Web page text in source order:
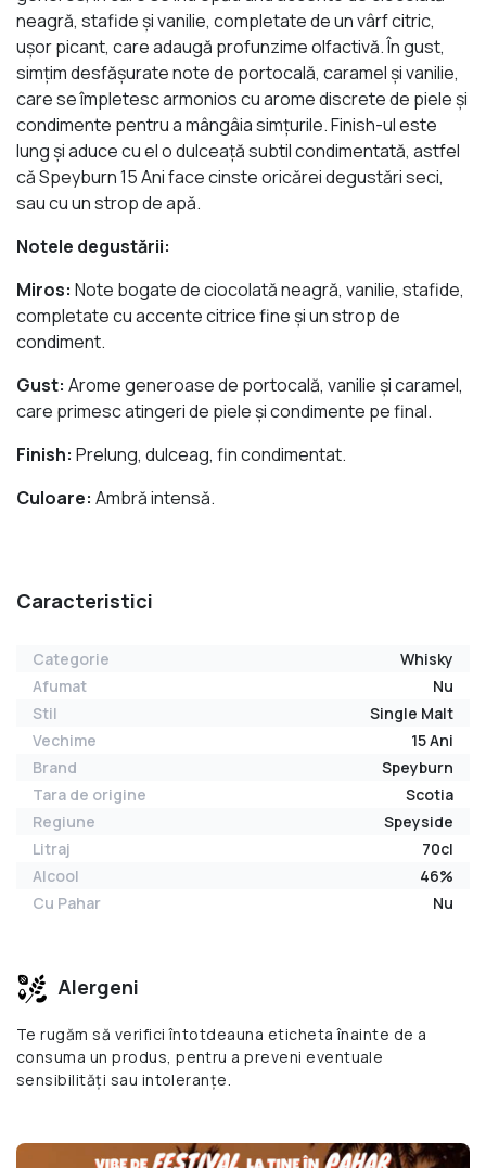
neagră, stafide și vanilie, completate de un vârf citric,
ușor picant, care adaugă profunzime olfactivă. În gust,
simțim desfășurate note de portocală, caramel și vanilie,
care se împletesc armonios cu arome discrete de piele și
condimente pentru a mângâia simțurile. Finish-ul este
lung și aduce cu el o dulceață subtil condimentată, astfel
că Speyburn 15 Ani face cinste oricărei degustări seci,
sau cu un strop de apă.
Notele degustării:
Miros: Note bogate de ciocolată neagră, vanilie, stafide,
completate cu accente citrice fine și un strop de
condiment.
Gust: Arome generoase de portocală, vanilie și caramel,
care primesc atingeri de piele și condimente pe final.
Finish: Prelung, dulceag, fin condimentat.
Culoare: Ambră intensă.
Caracteristici
Categorie
Whisky
Afumat
Nu
Stil
Single Malt
Vechime
15 Ani
Brand
Speyburn
Tara de origine
Scotia
Regiune
Speyside
Litraj
70cl
Alcool
46%
Cu Pahar
Nu
Alergeni
Te rugăm să verifici întotdeauna eticheta înainte de a
consuma un produs, pentru a preveni eventuale
sensibilități sau intoleranțe.